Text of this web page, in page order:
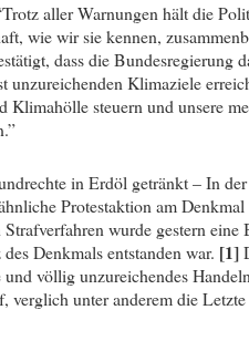
aller Warnungen hält die
wie wir sie kennen,
dass die Bundesregierung
unzureichenden Klimaziele
steuern und unsere
in Erdöl getränkt – In
Protestaktion am
wurde gestern
Denkmals entstanden war. [1]
völlig unzureichendes
verglich unter anderem die